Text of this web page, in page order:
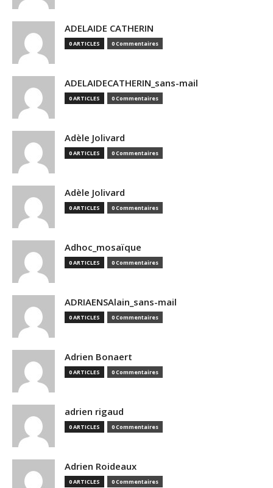
ADELAIDE CATHERIN
0 ARTICLES 0 Commentaires
ADELAIDECATHERIN_sans-mail
0 ARTICLES 0 Commentaires
Adèle Jolivard
0 ARTICLES 0 Commentaires
Adèle Jolivard
0 ARTICLES 0 Commentaires
Adhoc_mosaïque
0 ARTICLES 0 Commentaires
ADRIAENSAlain_sans-mail
0 ARTICLES 0 Commentaires
Adrien Bonaert
0 ARTICLES 0 Commentaires
adrien rigaud
0 ARTICLES 0 Commentaires
Adrien Roideaux
0 ARTICLES 0 Commentaires